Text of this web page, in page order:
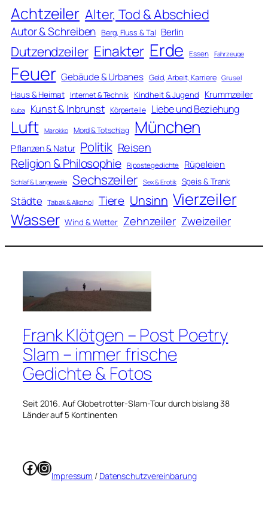
Achtzeiler Alter, Tod & Abschied
Autor & Schreiben Berg, Fluss & Tal Berlin
Dutzendzeiler Einakter Erde Essen Fahrzeuge
Feuer Gebäude & Urbanes Geld, Arbeit, Karriere Grusel
Haus & Heimat Internet & Technik Kindheit & Jugend Krummzeiler
Kuba Kunst & Inbrunst Körperteile Liebe und Beziehung
Luft Marokko Mord & Totschlag München
Pflanzen & Natur Politik Reisen
Religion & Philosophie Ripostegedichte Rüpeleien
Schlaf & Langeweile Sechszeiler Sex & Erotik Speis & Trank
Städte Tabak & Alkohol Tiere Unsinn Vierzeiler
Wasser Wind & Wetter Zehnzeiler Zweizeiler
Frank Klötgen – Post Poetry
Slam – immer frische
Gedichte & Fotos
Seit 2016. Auf Globetrotter-Slam-Tour durch bislang 38
Länder auf 5 Kontinenten
Facebook
Instagram
Impressum / Datenschutzvereinbarung